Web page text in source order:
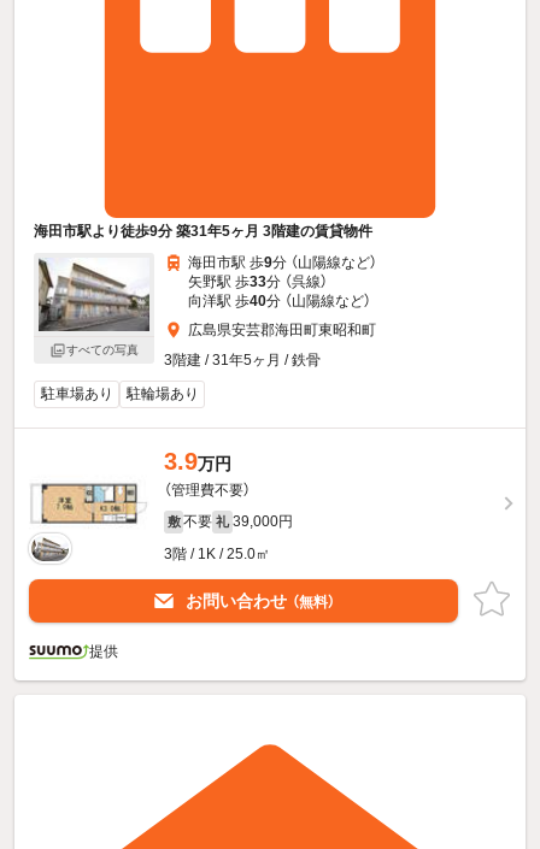
海田市駅より徒歩9分 築31年5ヶ月 3階建の賃貸物件
すべての写真
海田市駅 歩9分 （山陽線など）
矢野駅 歩33分 （呉線）
向洋駅 歩40分 （山陽線など）
広島県安芸郡海田町東昭和町
3階建 / 31年5ヶ月 / 鉄骨
駐車場あり
駐輪場あり
3.9万円
（管理費不要）
敷 不要 礼 39,000円
3階 / 1K / 25.0㎡
お問い合わせ （無料）
提供